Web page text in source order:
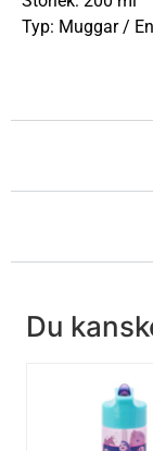
Typ: Muggar /
Du